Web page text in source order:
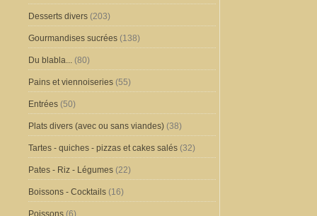
Desserts divers (203)
Gourmandises sucrées (138)
Du blabla... (80)
Pains et viennoiseries (55)
Entrées (50)
Plats divers (avec ou sans viandes) (38)
Tartes - quiches - pizzas et cakes salés (32)
Pates - Riz - Légumes (22)
Boissons - Cocktails (16)
Poissons (6)